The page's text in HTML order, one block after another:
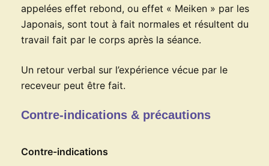
appelées effet rebond, ou effet « Meiken » par les
Japonais, sont tout à fait normales et résultent du
travail fait par le corps après la séance.
Un retour verbal sur l’expérience vécue par le
receveur peut être fait.
Contre-indications & précautions
Contre-indications